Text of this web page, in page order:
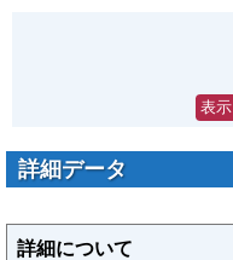
表示
詳細データ
詳細について